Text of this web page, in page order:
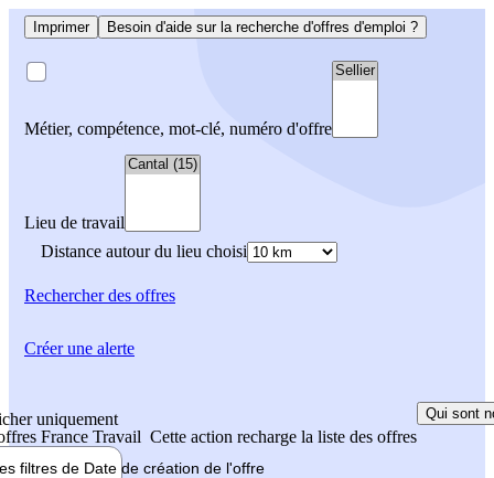
Imprimer Besoin d'aide sur la recherche d'offres d'emploi ?
Métier, compétence, mot-clé, numéro d'offre
Lieu de travail
Distance autour du lieu choisi
Rechercherdes offres
uniquement
France Travail Cette action recharge la liste des offres
Qui sont
filtres de Date de création de l'offre
Créer une alerte